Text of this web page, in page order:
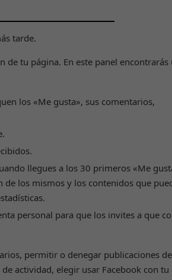
tarde.
de tu página. En este panel encontrarás
los «Me gusta», sus comentarios,
llegues a los 30 primeros «Me
los mismos y los contenidos que
personal para que los invites a que
permitir o denegar publicaciones
actividad, elegir usar Facebook con tu
Necesarias
Son
necesarias
para que
Estadísticas
Para que
podamos